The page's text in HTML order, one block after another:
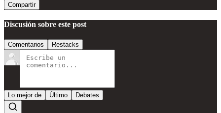
Compartir
Discusión sobre este post
Comentarios Restacks
Lo mejor de Último Debates